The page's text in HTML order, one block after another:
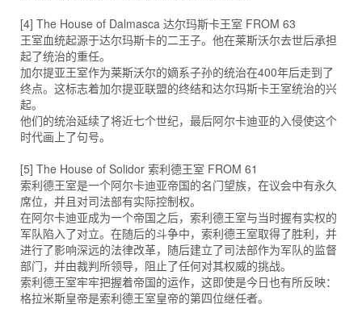
[4] The House of Dalmasca 达尔玛斯卡王室 FROM 63
王室血统起源于达尔玛斯卡的二王子。他在莱斯沃尔去世后承担
起了统治的重任。
加尔提亚王室作为莱斯沃尔的嫡系子孙的统治在400年后走到了
终点。这标志着加尔提亚联盟的终结和达尔玛斯卡王室统治的兴
起。
他们的统治延续了将近七个世纪，最后阿尔卡迪亚的入侵使这个
时代画上了句号。
[5] The House of Solidor 索利德王室 FROM 61
索利德王室是一个阿尔卡迪亚帝国的名门望族，在议会中有永久
席位，并且对司法部有实际控制权。
在阿尔卡迪亚成为一个帝国之后，索利德王室与当时握有实权的
军队陷入了对立。在随后的斗争中，索利德王室取得了胜利，并
进行了影响深远的法律改革，随后建立了司法部作为军队的监督
部门，并由裁判所领导，阻止了任何对其权威的挑战。
索利德王室牢牢把握着帝国的运作，这即使是今日也有所反映：
格拉米斯皇帝是索利德王室皇帝的第四位继任者。